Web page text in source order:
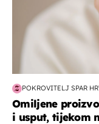
POKROVITELJ SPAR
Omiljene
i usput, tijekom